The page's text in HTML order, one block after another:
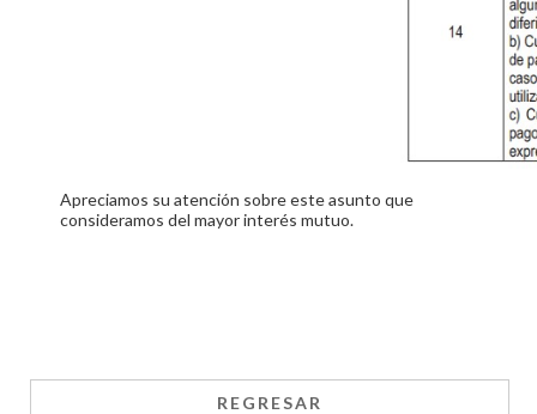
Apreciamos su atención sobre este asunto que
consideramos del mayor interés mutuo.
REGRESAR